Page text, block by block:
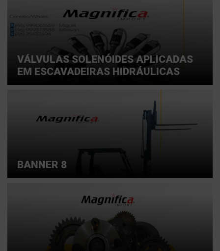
VÁLVULAS SOLENÓIDES APLICADAS
EM ESCAVADEIRAS HIDRÁULICAS
BANNER 8